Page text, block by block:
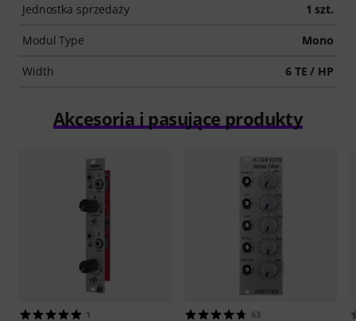
Jednostka sprzedaży 1 szt.
Modul Type Mono
Width 6 TE / HP
Akcesoria i pasujące produkty
1 63